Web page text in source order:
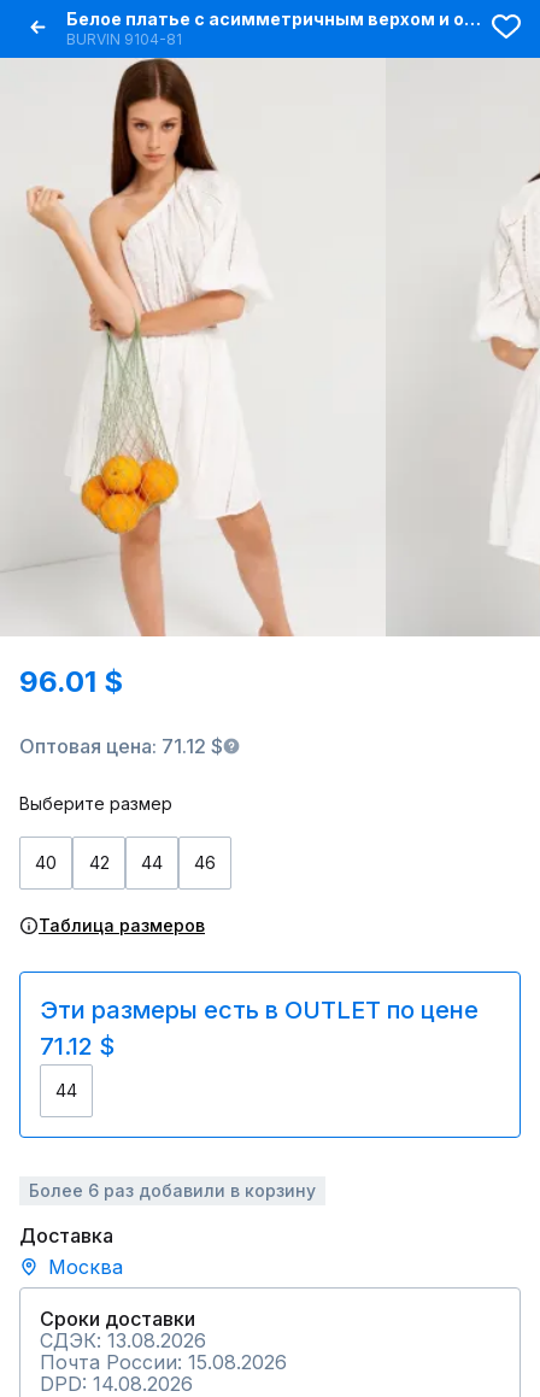
Белое платье с асимметричным верхом и объемным рукавом
BURVIN 9104-81
96.01 $
Оптовая цена: 71.12 $
Выберите размер
40 42 44 46
Таблица размеров
Эти размеры есть в OUTLET по цене
71.12 $
44
Более 6 раз добавили в корзину
Доставка
Москва
Сроки доставки
СДЭК: 13.08.2026
Почта России: 15.08.2026
DPD: 14.08.2026